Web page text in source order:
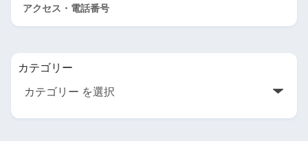
アクセス・電話番号
カテゴリー